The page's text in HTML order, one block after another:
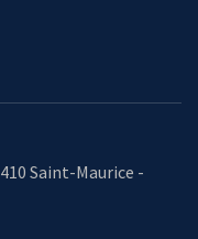
Saint-Maurice -